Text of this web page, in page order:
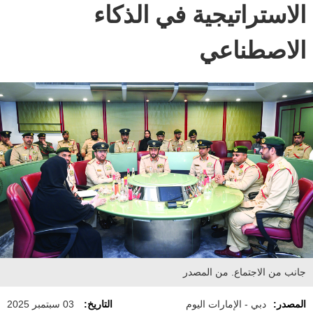
الاستراتيجية في الذكاء
الاصطناعي
جانب من الاجتماع. من المصدر
المصدر: دبي - الإمارات اليوم التاريخ: 03 سبتمبر 2025